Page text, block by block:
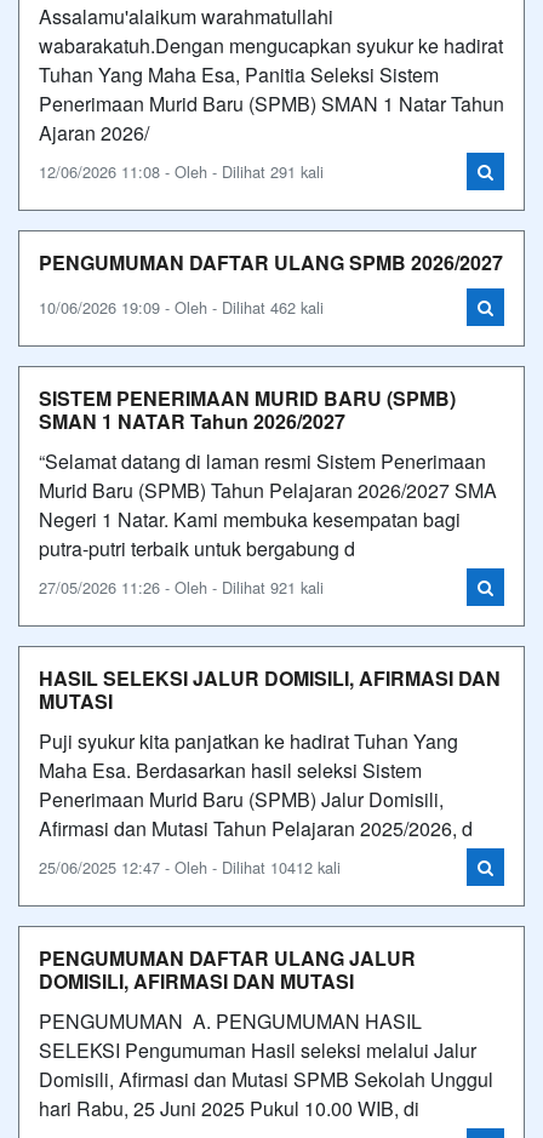
Assalamu'alaikum warahmatullahi
wabarakatuh.Dengan mengucapkan syukur ke hadirat
Tuhan Yang Maha Esa, Panitia Seleksi Sistem
Penerimaan Murid Baru (SPMB) SMAN 1 Natar Tahun
Ajaran 2026/
12/06/2026 11:08 - Oleh - Dilihat 291 kali
PENGUMUMAN DAFTAR ULANG SPMB 2026/2027
10/06/2026 19:09 - Oleh - Dilihat 462 kali
SISTEM PENERIMAAN MURID BARU (SPMB)
SMAN 1 NATAR Tahun 2026/2027
“Selamat datang di laman resmi Sistem Penerimaan
Murid Baru (SPMB) Tahun Pelajaran 2026/2027 SMA
Negeri 1 Natar. Kami membuka kesempatan bagi
putra-putri terbaik untuk bergabung d
27/05/2026 11:26 - Oleh - Dilihat 921 kali
HASIL SELEKSI JALUR DOMISILI, AFIRMASI DAN
MUTASI
Puji syukur kita panjatkan ke hadirat Tuhan Yang
Maha Esa. Berdasarkan hasil seleksi Sistem
Penerimaan Murid Baru (SPMB) Jalur Domisili,
Afirmasi dan Mutasi Tahun Pelajaran 2025/2026, d
25/06/2025 12:47 - Oleh - Dilihat 10412 kali
PENGUMUMAN DAFTAR ULANG JALUR
DOMISILI, AFIRMASI DAN MUTASI
PENGUMUMAN A. PENGUMUMAN HASIL
SELEKSI Pengumuman Hasil seleksi melalui Jalur
Domisili, Afirmasi dan Mutasi SPMB Sekolah Unggul
hari Rabu, 25 Juni 2025 Pukul 10.00 WIB, di